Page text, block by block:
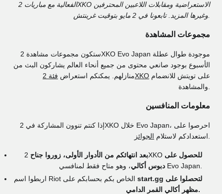
الفعالية مع مباريات 2XKO الاستعراضية ومقابلات اللاعبين المحترفين
مجموعات المشاهدة
ستكون مجموعات مشاهدة 2XKO Evo Japan موجودة طوال عطلة
الأسبوع بوجود صانعي محتوى من جميع أنحاء العالم يشاركون البث من
منازلهم. يمكنكم استعراضفئة 2XKO
معلومات المنافسين
إذا كنتم تنوون المشاركة في 2XKO خلال Evo Japan، احرصوا على
استعدادكم لاستلام الجوائز
بعد انتهائكم من الأدوار الأولى، زوروا جناح2XKO
دبوس أكالي ، وهو متاح فقط لمنافسي Evo Japan.
اربطوا اسم Riot الخاص بكم بحسابكم على start.gg لتحصلوا على
مظهر أكالي القمر الدامي.